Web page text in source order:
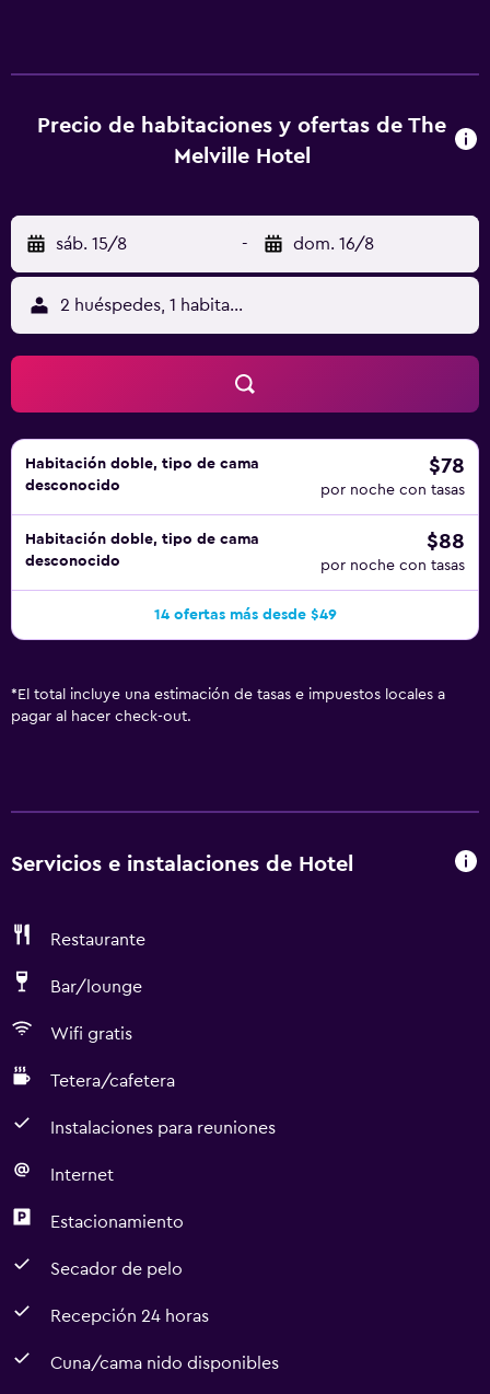
Precio de habitaciones y ofertas de The
Melville Hotel
sáb. 15/8 - dom. 16/8
2 huéspedes, 1 habitación
Habitación doble, tipo de cama
desconocido
$78
por noche con tasas
Habitación doble, tipo de cama
desconocido
$88
por noche con tasas
14 ofertas más desde $49
* El total incluye una estimación de tasas e impuestos locales a
pagar al hacer check-out.
Servicios e instalaciones de Hotel
Restaurante
Bar/lounge
Wifi gratis
Tetera/cafetera
Instalaciones para reuniones
Internet
Estacionamiento
Secador de pelo
Recepción 24 horas
Cuna/cama nido disponibles